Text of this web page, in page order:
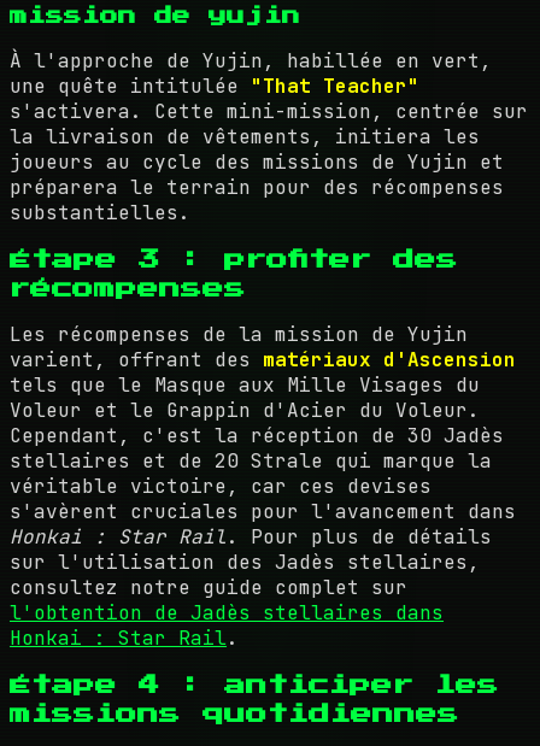
mission de yujin
À l'approche de Yujin, habillée en vert,
une quête intitulée "That Teacher"
s'activera. Cette mini-mission, centrée sur
la livraison de vêtements, initiera les
joueurs au cycle des missions de Yujin et
préparera le terrain pour des récompenses
substantielles.
Étape 3 : profiter des
récompenses
Les récompenses de la mission de Yujin
varient, offrant des matériaux d'Ascension
tels que le Masque aux Mille Visages du
Voleur et le Grappin d'Acier du Voleur.
Cependant, c'est la réception de 30 Jadès
stellaires et de 20 Strale qui marque la
véritable victoire, car ces devises
s'avèrent cruciales pour l'avancement dans
Honkai : Star Rail. Pour plus de détails
sur l'utilisation des Jadès stellaires,
consultez notre guide complet sur
l'obtention de Jadès stellaires dans
Honkai : Star Rail.
Étape 4 : anticiper les
missions quotidiennes